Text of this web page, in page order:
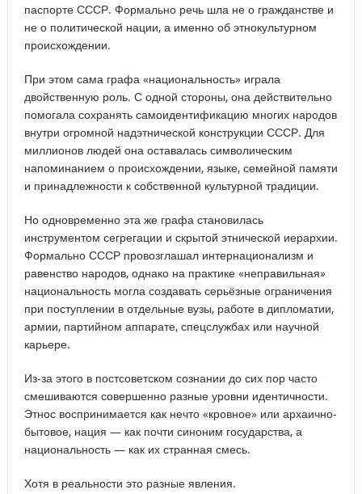
паспорте СССР. Формально речь шла не о гражданстве и
не о политической нации, а именно об этнокультурном
происхождении.
При этом сама графа «национальность» играла
двойственную роль. С одной стороны, она действительно
помогала сохранять самоидентификацию многих народов
внутри огромной надэтнической конструкции СССР. Для
миллионов людей она оставалась символическим
напоминанием о происхождении, языке, семейной памяти
и принадлежности к собственной культурной традиции.
Но одновременно эта же графа становилась
инструментом сегрегации и скрытой этнической иерархии.
Формально СССР провозглашал интернационализм и
равенство народов, однако на практике «неправильная»
национальность могла создавать серьёзные ограничения
при поступлении в отдельные вузы, работе в дипломатии,
армии, партийном аппарате, спецслужбах или научной
карьере.
Из-за этого в постсоветском сознании до сих пор часто
смешиваются совершенно разные уровни идентичности.
Этнос воспринимается как нечто «кровное» или архаично-
бытовое, нация — как почти синоним государства, а
национальность — как их странная смесь.
Хотя в реальности это разные явления.